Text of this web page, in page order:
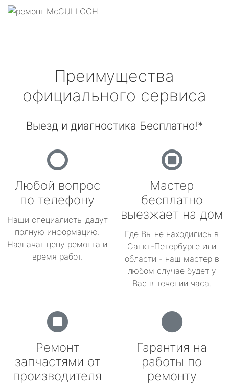
Преимущества
официального сервиса
Выезд и диагностика Бесплатно!*
Любой вопрос
по телефону
Наши специалисты дадут
полную информацию.
Назначат цену ремонта и
время работ.
Мастер
бесплатно
выезжает на дом
Где Вы не находились в
Санкт-Петербурге или
области - наш мастер в
любом случае будет у
Вас в течении часа.
Ремонт
запчастями от
производителя
Гарантия на
работы по
ремонту